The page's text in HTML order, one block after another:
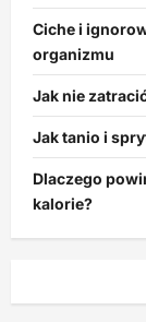
Ciche i
organizmu
Jak nie
Jak tanio i
Dlaczego
kalorie?